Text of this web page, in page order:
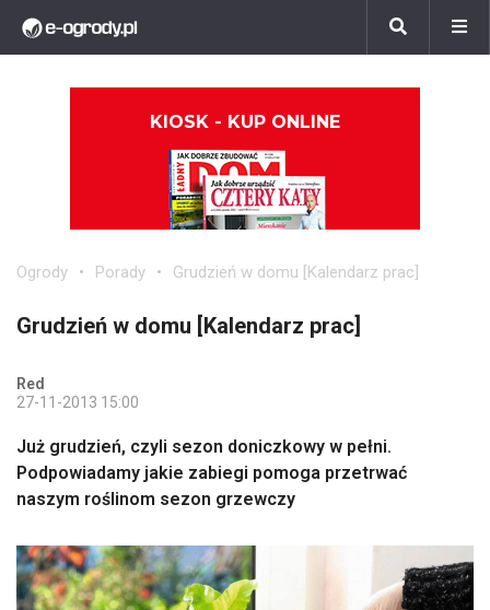
KIOSK - KUP ONLINE
Ogrody Porady Grudzień w domu [Kalendarz prac]
Grudzień w domu [Kalendarz prac]
Red
27-11-2013 15:00
Już grudzień, czyli sezon doniczkowy w pełni.
Podpowiadamy jakie zabiegi pomoga przetrwać
naszym roślinom sezon grzewczy